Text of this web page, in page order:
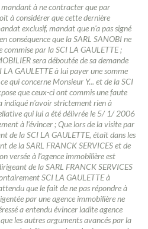
à ne contracter que par
à considérer que cette dernière
exclusif, mandat que n'a pas signé
conséquence que la SARL SANOBI ne
par la SCI LA GAULETTE ;
sera déboutée de sa demande
GAULETTE à lui payer une somme
qui concerne Monsieur Y... et de la SCI
que ceux-ci ont commis une faute
indiqué n'avoir strictement rien à
qui lui a été délivrée le 5/ 1/ 2006
à l'évincer ; Que lors de la visite par
de la SCI LA GAULETTE, était dans les
de la SARL FRANCK SERVICES et de
versée à l'agence immobilière est
de la SARL FRANCK SERVICES
SCI LA GAULETTE à
que le fait de ne pas répondre à
par une agence immobilière ne
a entendu évincer ladite agence
les autres arguments avancés par la